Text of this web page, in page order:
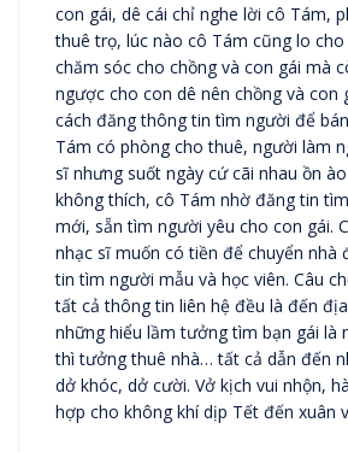
con gái, dê cái chỉ nghe lời cô Tám,
thuê trọ, lúc nào cô Tám cũng lo
chăm sóc cho chồng và con gái mà
ngược cho con dê nên chồng và con
cách đăng thông tin tìm người để
Tám có phòng cho thuê, người làm
sĩ nhưng suốt ngày cứ cãi nhau ồn
không thích, cô Tám nhờ đăng tin
mới, sẵn tìm người yêu cho con gái.
nhạc sĩ muốn có tiền để chuyển nhà
tin tìm người mẫu và học viên. Câu
tất cả thông tin liên hệ đều là đến
những hiểu lầm tưởng tìm bạn gái là
thì tưởng thuê nhà… tất cả dẫn đến
dở khóc, dở cười. Vở kịch vui nhộn,
hợp cho không khí dịp Tết đến xuân